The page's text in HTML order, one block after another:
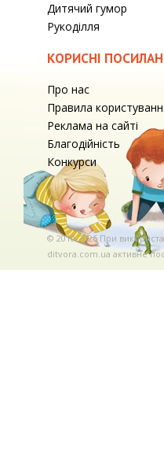
Дитячий гумор
Рукоділля
КОРИСНІ
Про нас
Правила
Реклама на сайті
Благодійність
Конкурси
© 2010-2026 При
ditvora.com.ua активне